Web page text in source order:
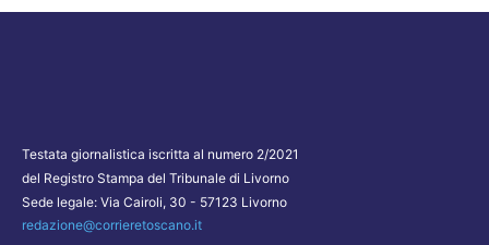
Testata giornalistica iscritta al numero 2/2021
del Registro Stampa del Tribunale di Livorno
Sede legale: Via Cairoli, 30 - 57123 Livorno
redazione@corrieretoscano.it